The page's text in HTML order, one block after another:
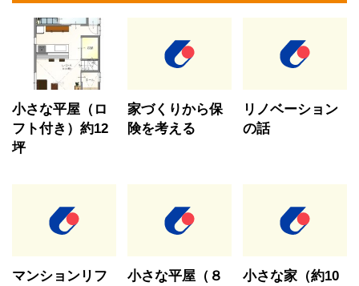
小さな平屋（ロ
フト付き）約12
坪
家づくりから保
険を考える
リノベーション
の話
マンションリフ
小さな平屋（８
小さな家（約10